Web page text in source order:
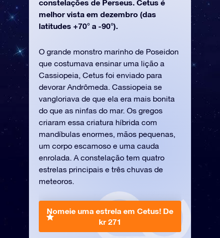
constelações de Perseus. Cetus é
melhor vista em dezembro (das
latitudes +70° a -90°).
O grande monstro marinho de Poseidon
que costumava ensinar uma lição a
Cassiopeia, Cetus foi enviado para
devorar Andrômeda. Cassiopeia se
vangloriava de que ela era mais bonita
do que as ninfas do mar. Os gregos
criaram essa criatura híbrida com
mandíbulas enormes, mãos pequenas,
um corpo escamoso e uma cauda
enrolada. A constelação tem quatro
estrelas principais e três chuvas de
meteoros.
Nomeie uma estrela em Cetus! De
kr 271